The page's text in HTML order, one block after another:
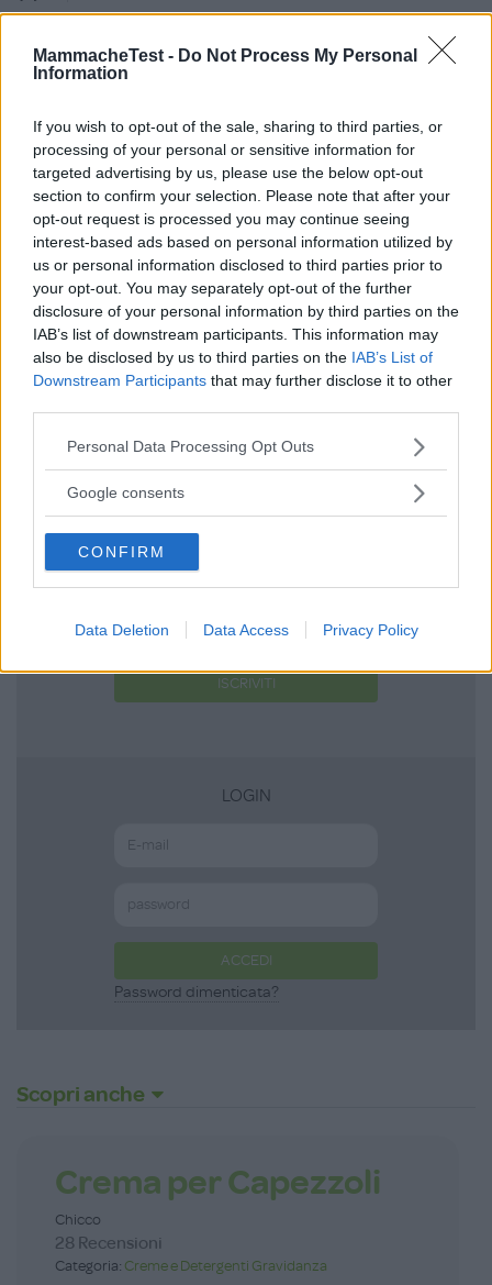
MammacheTest - Do Not Process My Personal
Information
If you wish to opt-out of the sale, sharing to third parties, or
processing of your personal or sensitive information for
targeted advertising by us, please use the below opt-out
section to confirm your selection. Please note that after your
opt-out request is processed you may continue seeing
interest-based ads based on personal information utilized by
us or personal information disclosed to third parties prior to
your opt-out. You may separately opt-out of the further
disclosure of your personal information by third parties on the
IAB’s list of downstream participants. This information may
also be disclosed by us to third parties on the IAB’s List of
Downstream Participants that may further disclose it to other
Please note that this website/app uses one or more Google
not limited to your visit or usage behaviour. You may click to
use your data for below specified purposes in below Google
consent section.
Personal Data Processing Opt Outs
Google consents
CONFIRM
Data Deletion Data Access Privacy Policy
Carolina_g
Junior Advisor
«Buono olio »
19.09.23
6.0
Comprato per contrastare le smagliature in gravidanza
comparse sul seno e sulla pancia. Si ass... continua a leggere
Utile
0)
Guarda tutte le opinioni degli utenti
MammacheTest?
ISCRIVITI
LOGIN
ACCEDI
Password dimenticata?
Scopri anche
Crema per Capezzoli
Chicco
28 Recensioni
Categoria: Creme e Detergenti Gravidanza